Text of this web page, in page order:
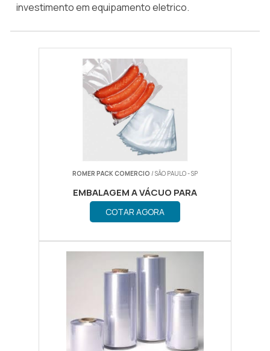
investimento em equipamento eletrico.
ROMER PACK COMERCIO / SÃO PAULO - SP
EMBALAGEM A VÁCUO PARA
ALIMENTOS
COTAR AGORA